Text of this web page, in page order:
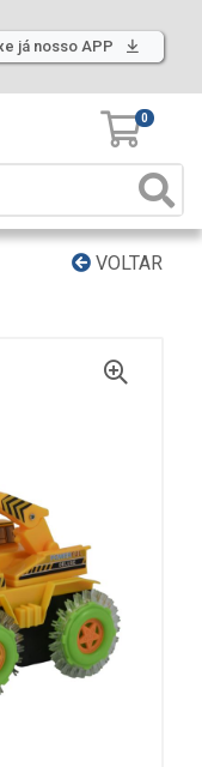
já nosso APP
0
VOLTAR